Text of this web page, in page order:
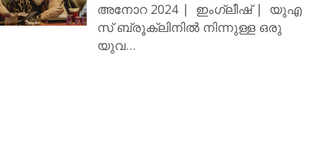
അനോറ 2024 | ഇംഗ്ലീഷ് | യുഎ
സ് ബ്രൂക്ലിനില്‍ നിന്നുള്ള ഒരു
യുവ…